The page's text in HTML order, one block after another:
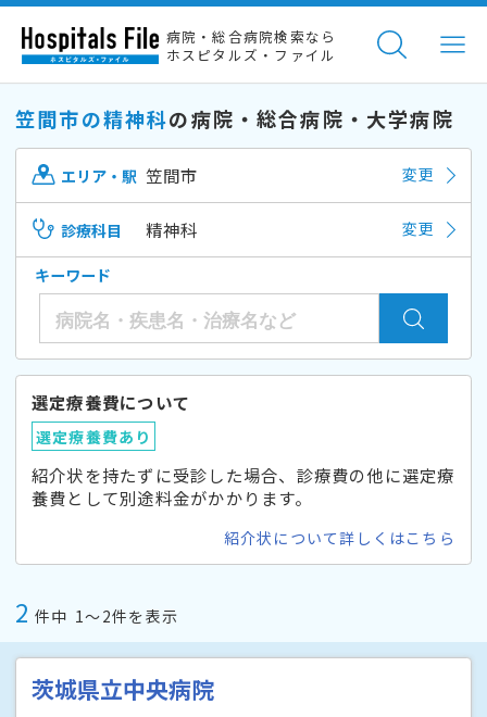
病院・総合病院検索なら
ホスピタルズ・ファイル
笠間市の精神科の病院・総合病院・大学病院
エリア・駅 笠間市 変更
診療科目 精神科 変更
キーワード
選定療養費について
選定療養費あり
紹介状を持たずに受診した場合、診療費の他に選定療
養費として別途料金がかかります。
紹介状について詳しくはこちら
2 件中 1〜2件を表示
茨城県立中央病院